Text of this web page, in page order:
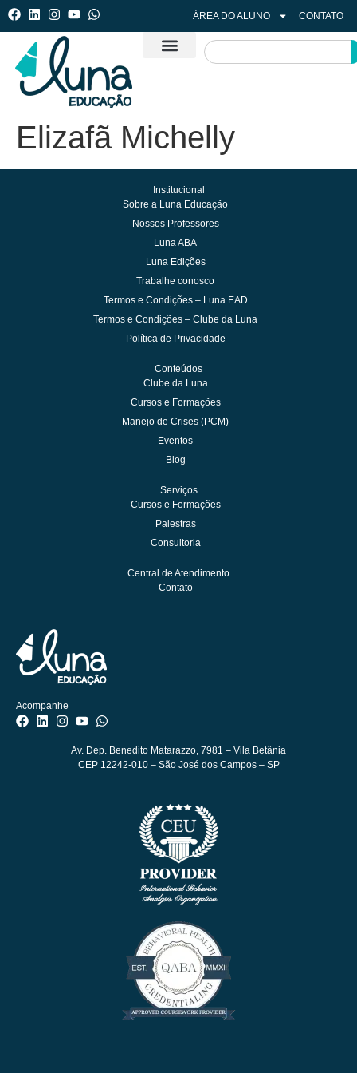
ÁREA DO ALUNO CONTATO
Elizafã Michelly
Institucional
Sobre a Luna Educação
Nossos Professores
Luna ABA
Luna Edições
Trabalhe conosco
Termos e Condições – Luna EAD
Termos e Condições – Clube da Luna
Política de Privacidade
Conteúdos
Clube da Luna
Cursos e Formações
Manejo de Crises (PCM)
Eventos
Blog
Serviços
Cursos e Formações
Palestras
Consultoria
Central de Atendimento
Contato
Acompanhe
Av. Dep. Benedito Matarazzo, 7981 – Vila Betânia
CEP 12242-010 – São José dos Campos – SP